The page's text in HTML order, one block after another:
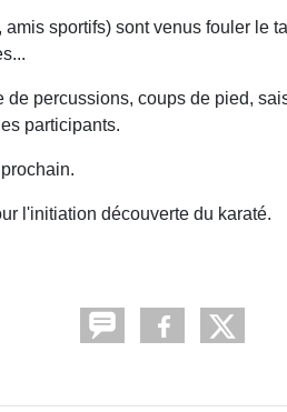
sportifs) sont venus fouler le
percussions, coups de pied,
participants.
l'initiation découverte du karaté.